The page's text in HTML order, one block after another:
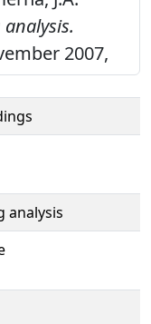
2007,
analysis